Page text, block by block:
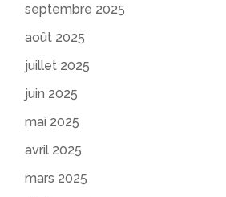
septembre 2025
août 2025
juillet 2025
juin 2025
mai 2025
avril 2025
mars 2025